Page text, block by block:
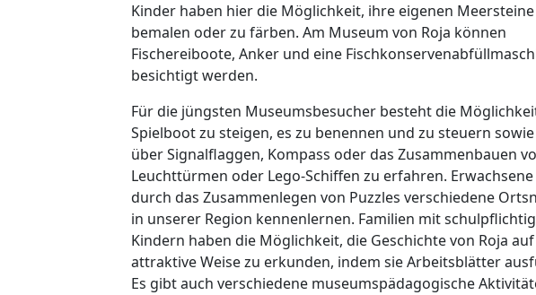
Kinder haben hier die Möglichkeit, ihre eigenen
bemalen oder zu färben. Am Museum von Roja können
Fischereiboote, Anker und eine
besichtigt werden.
Für die jüngsten Museumsbesucher besteht die
Spielboot zu steigen, es zu benennen und zu steuern
über Signalflaggen, Kompass oder das Zusammenbauen
Leuchttürmen oder Lego-Schiffen zu erfahren.
durch das Zusammenlegen von Puzzles verschiedene
in unserer Region kennenlernen. Familien mit
Kindern haben die Möglichkeit, die Geschichte von Roja auf
attraktive Weise zu erkunden, indem sie Arbeitsblätter
Es gibt auch verschiedene museumspädagogische